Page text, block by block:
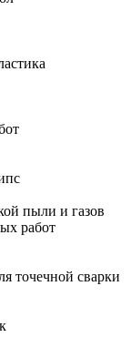
пыли и газов
работ
точечной сварки